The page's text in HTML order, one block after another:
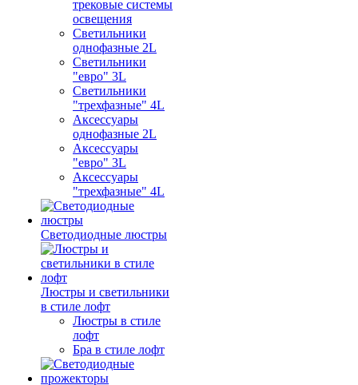
трековые системы
освещения
Светильники
однофазные 2L
Светильники
"евро" 3L
Светильники
"трехфазные" 4L
Аксессуары
однофазные 2L
Аксессуары
"евро" 3L
Аксессуары
"трехфазные" 4L
Светодиодные люстры
Люстры и светильники
в стиле лофт
Люстры в стиле
лофт
Бра в стиле лофт